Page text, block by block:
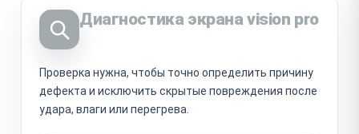
Диагностика экрана vision pro
Проверка нужна, чтобы точно определить причину
дефекта и исключить скрытые повреждения после
удара, влаги или перегрева.